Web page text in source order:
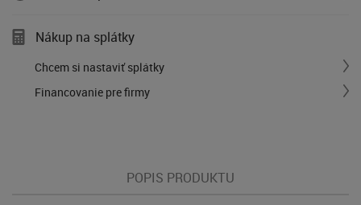
Nákup na splátky
Chcem si nastaviť splátky
Financovanie pre firmy
POPIS PRODUKTU